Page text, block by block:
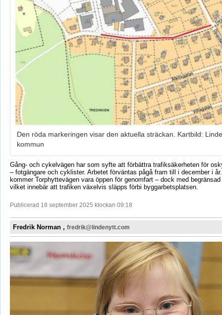
Den röda markeringen visar den aktuella sträckan. Kartbild:
kommun
Gång- och cykelvägen har som syfte att förbättra trafiksäkerheten för
– fotgängare och cyklister. Arbetet förväntas pågå fram till i december i
kommer Torphyttevägen vara öppen för genomfart – dock med
vilket innebär att trafiken växelvis släpps förbi byggarbetsplatsen.
Publicerad 18 september 2025 klockan 09:18
Fredrik Norman , fredrik@lindenytt.com